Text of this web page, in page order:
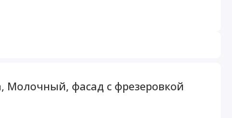
Молочный, фасад с фрезеровкой